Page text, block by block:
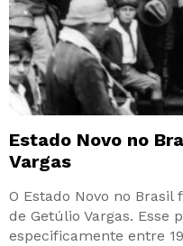
Estado Novo no
Vargas
O Estado Novo no
de Getúlio Vargas. Esse
especificamente entre